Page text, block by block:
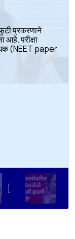
प्रकरणाने
आहे. परीक्षा
(NEET paper
[TV9 Marathi]UPSC चा पेपर फुटत नाही, मग NEET चाच का? सुप्रिया सुळेंचा सरकारला थेट सवाल